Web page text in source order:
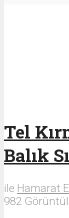
Tel
Balık
ile Hamarat
982